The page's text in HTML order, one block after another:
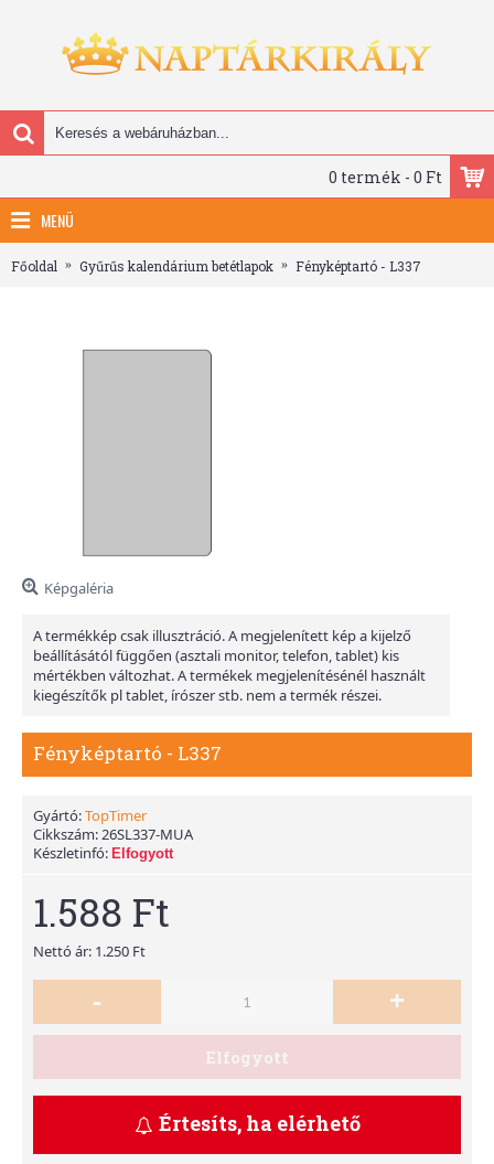
0 termék - 0 Ft
MENÜ
Főoldal Gyűrűs kalendárium betétlapok Fényképtartó - L337
Képgaléria
A termékkép csak illusztráció. A megjelenített kép a kijelző
beállításától függően (asztali monitor, telefon, tablet) kis
mértékben változhat. A termékek megjelenítésénél használt
kiegészítők pl tablet, írószer stb. nem a termék részei.
Fényképtartó - L337
Gyártó:TopTimer
Cikkszám:26SL337-MUA
Készletinfó: Elfogyott
1.588 Ft
Nettó ár: 1.250 Ft
- +
Elfogyott
Értesíts, ha elérhető